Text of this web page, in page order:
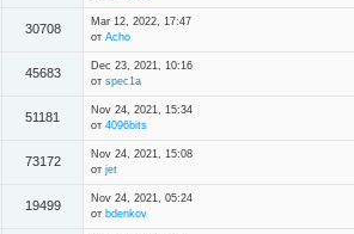
30708
Mar 12, 2022, 17:47
от Acho
45683
Dec 23, 2021, 10:16
от spec1a
51181
Nov 24, 2021, 15:34
от 4096bits
73172
Nov 24, 2021, 15:08
от jet
19499
Nov 24, 2021, 05:24
от bdenkov